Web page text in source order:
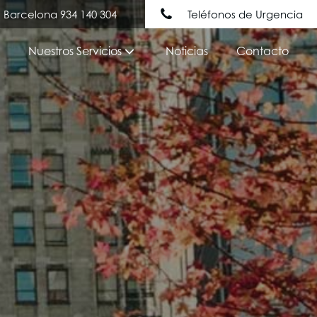
Barcelona 934 140 304 Teléfonos de Urgencia
Nuestros Servicios Noticias Contacto